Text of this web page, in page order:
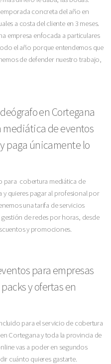
concreta del año en
a costa del cliente en 3 meses.
empresa enfocada a particulares
el año porque entendemos que
de defender nuestro trabajo,
en Cortegana
de eventos
paga únicamente lo
para cobertura mediática de
y quieres pagar al profesional por
una tarifa de servicios
de redes por horas, desde
y promociones.
para empresas
y ofertas en
para el servicio de cobertura
Cortegana y toda la provincia de
vas a poder en segundos
cuánto quieres gastarte.